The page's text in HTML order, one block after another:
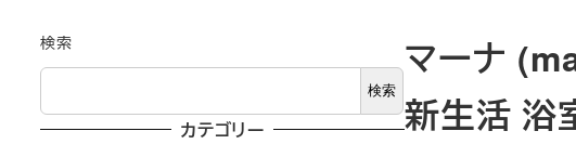
マーナ
新生活 浴
検索
検索
カテゴリー